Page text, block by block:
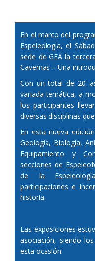
En el marco del
Espeleología, el
sede de GEA la
Cavernas – Una
Con un total de 20
variada temática, a
los participantes
diversas disciplinas
En esta nueva
Geología, Biología,
Equipamiento y
secciones de
de la
participaciones e
historia.
Las exposiciones
asociación, siendo
esta ocasión: